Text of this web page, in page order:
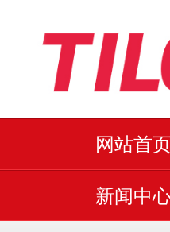
网站首页
新闻中